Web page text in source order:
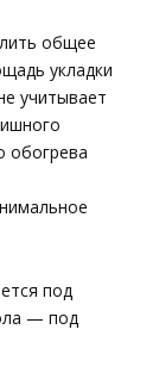
общее
укладки
учитывает
обогрева
под
— под